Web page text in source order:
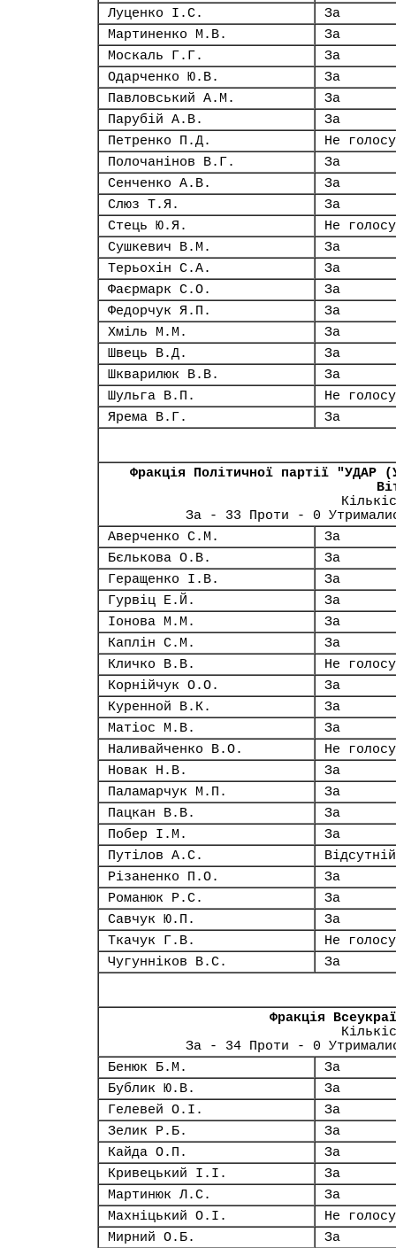
Луценко І.С.
За
Мартиненко М.В.
За
Москаль Г.Г.
За
Одарченко Ю.В.
За
Павловський А.М.
За
Парубій А.В.
За
Петренко П.Д.
Не
Полочанінов В.Г.
За
Сенченко А.В.
За
Слюз Т.Я.
За
Стець Ю.Я.
Не
Сушкевич В.М.
За
Терьохін С.А.
За
Фаєрмарк С.О.
За
Федорчук Я.П.
За
Хміль М.М.
За
Швець В.Д.
За
Шкварилюк В.В.
За
Шульга В.П.
Не
Ярема В.Г.
За
Фракція Політичної партії "УДАР
За - 33 Проти - 0
Аверченко С.М.
За
Бєлькова О.В.
За
Геращенко І.В.
За
Гурвіц Е.Й.
За
Іонова М.М.
За
Каплін С.М.
За
Кличко В.В.
Не
Корнійчук О.О.
За
Куренной В.К.
За
Матіос М.В.
За
Наливайченко В.О.
Не
Новак Н.В.
За
Паламарчук М.П.
За
Пацкан В.В.
За
Побер І.М.
За
Путілов А.С.
Відсутній
Різаненко П.О.
За
Романюк Р.С.
За
Савчук Ю.П.
За
Ткачук Г.В.
Не
Чугунніков В.С.
За
Фракція
За - 34 Проти - 0
Бенюк Б.М.
За
Бублик Ю.В.
За
Гелевей О.І.
За
Зелик Р.Б.
За
Кайда О.П.
За
Кривецький І.І.
За
Мартинюк Л.С.
За
Махніцький О.І.
Не
Мирний О.Б.
За